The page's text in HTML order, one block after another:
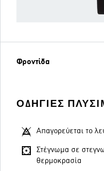
Φροντίδα
ΟΔΗΓΊΕΣ
Απαγορεύεται το
Στέγνωμα σε
θερμοκρασία